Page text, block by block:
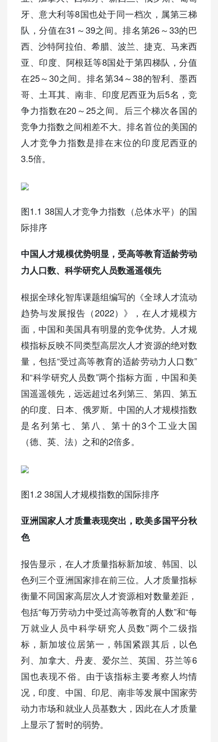
牙、意大利等8国也处于同一档次，属第三梯
队，分值在31～39之间。排名第26～33的巴
西、沙特阿拉伯、希腊、波兰、捷克、马来西
亚、印度、阿根廷等8国处于第四梯队，分值
在25～30之间。排名第34～38的智利、墨西
哥、土耳其、南非、印度尼西亚为后5名，竞
争力指数在20～25之间。后三个梯次各国的
竞争力指数之间相差不大。排名首位的美国的
人才竞争力指数是排在末位的印度尼西亚的
3.5倍。
图1.1 38国人才竞争力指数（总体水平）的国
际排序
中国人才规模优势明显，受高等教育适龄劳动
力人口数、科学研究人员数遥遥领先
根据全球化智库课题组编写的《全球人才流动
趋势与发展报告（2022）》，在人才规模方
面，中国和美国具有明显的竞争优势。人才规
模指标反映不同类型高层次人才资源的绝对数
量，包括“受过高等教育的适龄劳动力人口数”
和“科学研究人员数”两个指标方面，中国和美
国遥遥领先，远远超过名列第三、第四、第五
的印度、日本、俄罗斯。中国的人才规模指数
是名列第七、第八、第十的3个工业大国
（德、英、法）之和的2倍多。
图1.2 38国人才规模指数的国际排序
亚洲国家人才质量表现突出，欧美多国平分秋
色
报告显示，在人才质量指标新加坡、韩国、以
色列三个亚洲国家排在前三位。人才质量指标
衡量不同国家高层次人才资源相对数量差距，
包括“每万劳动力中受过高等教育的人数”和“每
万就业人员中科学研究人员数”两个二级指
标，新加坡位居第一，韩国紧跟其后，以色
列、加拿大、丹麦、爱尔兰、英国、芬兰等6
国也表现不俗。由于该指标主要考察人均情
况，印度、中国、印尼、南非等发展中国家劳
动力市场和就业人员基数大，因此在人才质量
上显示了暂时的弱势。